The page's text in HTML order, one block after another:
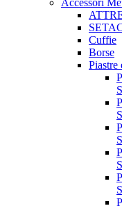
Accessori
Cuffie
Borse
Piastre